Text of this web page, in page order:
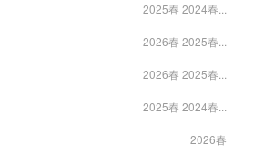
2025春 2024春...
2026春 2025春...
2026春 2025春...
2025春 2024春...
2026春